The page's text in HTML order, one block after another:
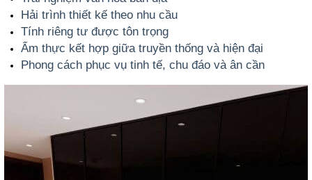
Hải trình thiết kế theo nhu cầu
Tính riêng tư được tôn trọng
Ẩm thực kết hợp giữa truyền thống và hiện đại
Phong cách phục vụ tinh tế, chu đáo và ân cần